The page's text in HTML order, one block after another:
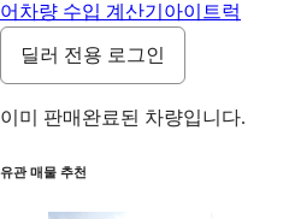
어 차량 수입 계산기 아이트럭
딜러 전용 로그인
이미 판매완료된 차량입니다.
유관 매물 추천